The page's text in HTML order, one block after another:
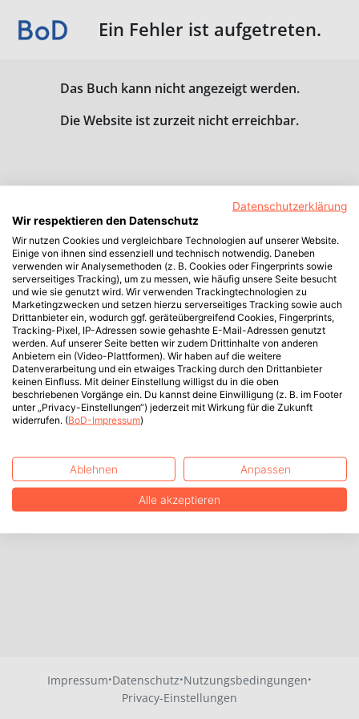
Ein Fehler ist aufgetreten.
Das Buch kann nicht angezeigt werden.
Die Website ist zurzeit nicht erreichbar.
Impressum·Datenschutz·Nutzungsbedingungen·
Privacy-Einstellungen
Datenschutzerklärung
Wir respektieren den Datenschutz
Wir nutzen Cookies und vergleichbare Technologien auf unserer Website.
Einige von ihnen sind essenziell und technisch notwendig. Daneben
verwenden wir Analysemethoden (z. B. Cookies oder Fingerprints sowie
serverseitiges Tracking), um zu messen, wie häufig unsere Seite besucht
und wie sie genutzt wird. Wir verwenden Trackingtechnologien zu
Marketingzwecken und setzen hierzu serverseitiges Tracking sowie auch
Drittanbieter ein, wodurch ggf. geräteübergreifend Cookies, Fingerprints,
Tracking-Pixel, IP-Adressen sowie gehashte E-Mail-Adressen genutzt
werden. Auf unserer Seite betten wir zudem Drittinhalte von anderen
Anbietern ein (Video-Plattformen). Wir haben auf die weitere
Datenverarbeitung und ein etwaiges Tracking durch den Drittanbieter
keinen Einfluss. Mit deiner Einstellung willigst du in die oben
beschriebenen Vorgänge ein. Du kannst deine Einwilligung (z. B. im Footer
unter „Privacy-Einstellungen“) jederzeit mit Wirkung für die Zukunft
widerrufen. (BoD-Impressum)
Ablehnen Anpassen
Alle akzeptieren